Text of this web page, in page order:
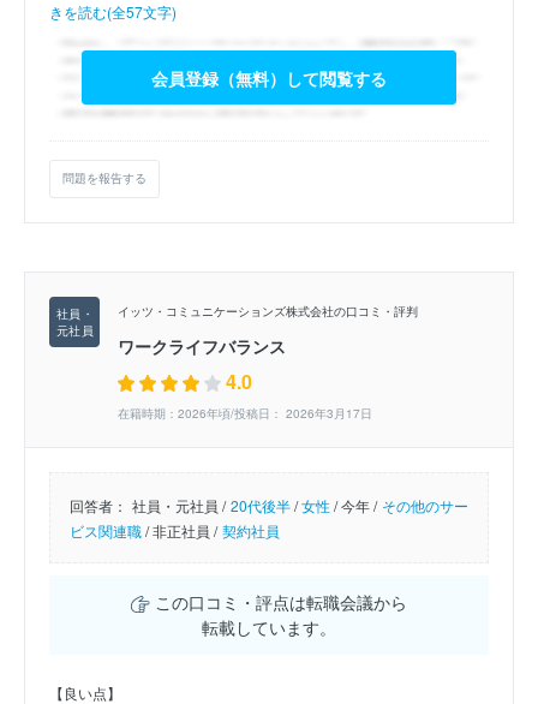
きを読む(全57文字)
会員登録（無料）して閲覧する
問題を報告する
イッツ・コミュニケーションズ株式会社の口コミ・評判
ワークライフバランス
4.0
在籍時期：2026年頃/投稿日： 2026年3月17日
回答者： 社員・元社員 / 20代後半/女性/今年 / その他のサー
ビス関連職/非正社員 / 契約社員
この口コミ・評点は転職会議から
転載しています。
【良い点】